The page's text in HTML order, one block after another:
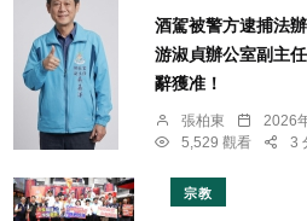
酒駕被警方逮捕法
游淑貞辦公室副主
辭獲准！
張柏東
2026
5,529 觀看
3
宗教